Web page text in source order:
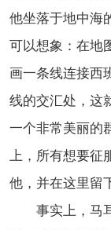
他坐落于地中海
可以想象：在地
画一条线连接西
线的交汇处，这
一个非常美丽的
上，所有想要征
他，并在这里留
事实上，马